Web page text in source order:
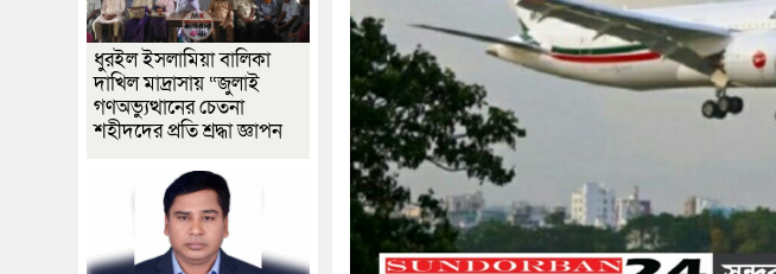
ধুরইল ইসলামিয়া বালিকা
দাখিল মাদ্রাসায় “জুলাই
গণঅভ্যুত্থানের চেতনা
শহীদদের প্রতি শ্রদ্ধা জ্ঞাপন